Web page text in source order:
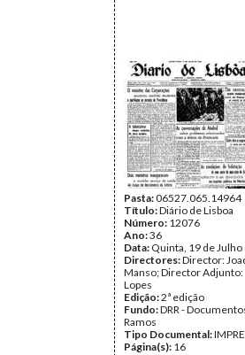
Pasta:06527.065.14964
Título:Diário de Lisboa
Número: 12076
Ano:36
Data: Quinta, 19 de
Directores:Director:
Manso; Director
Lopes
Edição:2ª edição
Fundo:DRR -
Ramos
Tipo Documental:
Página(s): 16